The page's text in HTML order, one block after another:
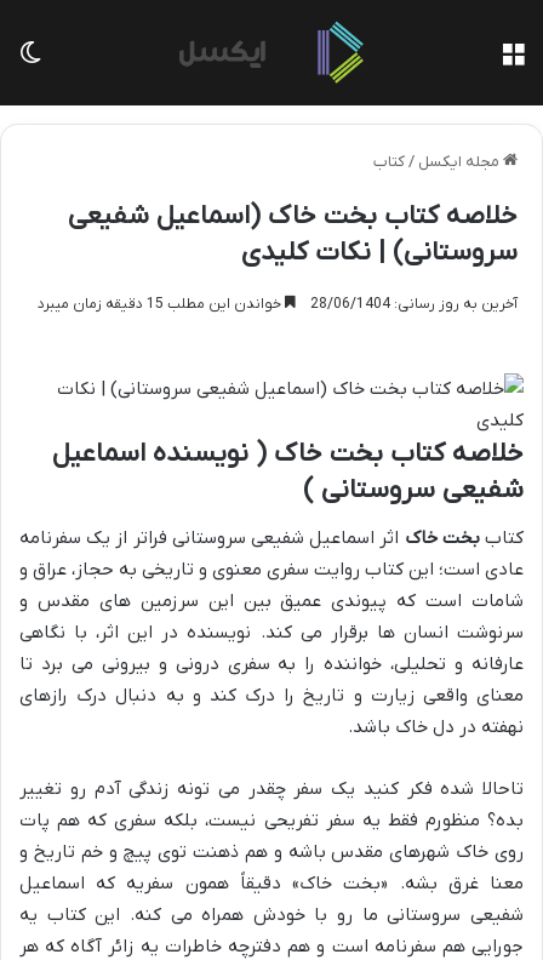
مجله ایکسل /کتاب
خلاصه کتاب بخت خاک (اسماعیل شفیعی
سروستانی) | نکات کلیدی
آخرین به روز رسانی: 28/06/1404 خواندن این مطلب 15 دقیقه زمان میبرد
خلاصه کتاب بخت خاک ( نویسنده اسماعیل
شفیعی سروستانی )
کتاببخت خاک اثر اسماعیل شفیعی سروستانی فراتر از یک سفرنامه
عادی است؛ این کتاب روایت سفری معنوی و تاریخی به حجاز، عراق و
شامات است که پیوندی عمیق بین این سرزمین های مقدس و
سرنوشت انسان ها برقرار می کند. نویسنده در این اثر، با نگاهی
عارفانه و تحلیلی، خواننده را به سفری درونی و بیرونی می برد تا
معنای واقعی زیارت و تاریخ را درک کند و به دنبال درک رازهای
نهفته در دل خاک باشد.
تاحالا شده فکر کنید یک سفر چقدر می تونه زندگی آدم رو تغییر
بده؟ منظورم فقط یه سفر تفریحی نیست، بلکه سفری که هم پات
روی خاک شهرهای مقدس باشه و هم ذهنت توی پیچ و خم تاریخ و
معنا غرق بشه. «بخت خاک» دقیقاً همون سفریه که اسماعیل
شفیعی سروستانی ما رو با خودش همراه می کنه. این کتاب یه
جورایی هم سفرنامه است و هم دفترچه خاطرات یه زائر آگاه که هر